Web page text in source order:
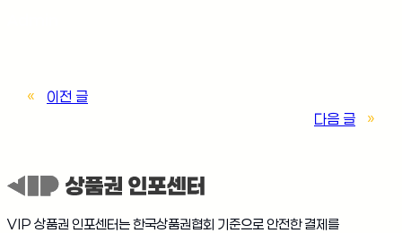
«
이전 글
다음 글
»
VIP 상품권 인포센터는 한국상품권협회 기준으로 안전한 결제를